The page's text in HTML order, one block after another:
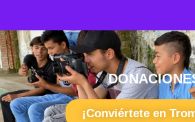
¡Conviértete en